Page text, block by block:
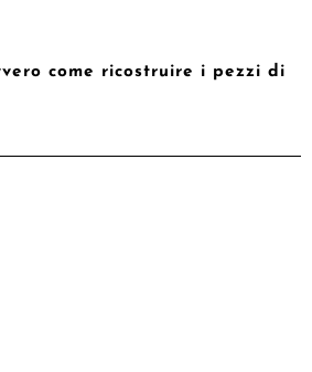
come ricostruire i pezzi di